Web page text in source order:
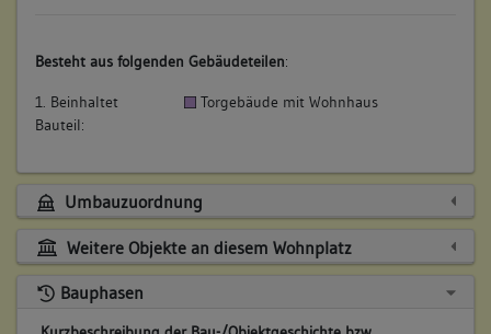
Besteht aus folgenden Gebäudeteilen:
1. Beinhaltet
Bauteil:
Torgebäude mit Wohnhaus
Umbauzuordnung
Weitere Objekte an diesem Wohnplatz
Bauphasen